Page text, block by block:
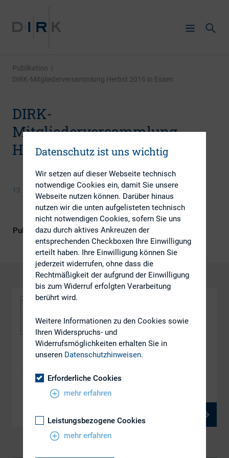
Publikation |
DIRK-Mitgliederversammlung Herbst 2016 in Essen
DIRK-
Mitgliederversammlung
Herbst 2016 in Essen
13. Oktober 2016
Publikationsform DIRK-Publikationen
DOWNLOAD
DIRK-Mitgliederversammlung Herbst 2016 in
Essen
Datenschutz ist uns wichtig
Wir setzen auf dieser Webseite technisch
notwendige Cookies ein, damit Sie unsere
Webseite nutzen können. Darüber hinaus
nutzen wir die unten aufgelisteten technisch
nicht notwendigen Cookies, sofern Sie uns
dazu durch aktives Ankreuzen der
entsprechenden Checkboxen Ihre Einwilligung
erteilt haben. Ihre Einwilligung können Sie
jederzeit widerrufen, ohne dass die
Rechtmäßigkeit der aufgrund der Einwilligung
bis zum Widerruf erfolgten Verarbeitung
berührt wird.
Weitere Informationen zu den Cookies sowie
Ihren Widerspruchs- und
Widerrufsmöglichkeiten erhalten Sie in
unseren Datenschutzhinweisen.
Erforderliche Cookies
mehr erfahren
Leistungsbezogene Cookies
mehr erfahren